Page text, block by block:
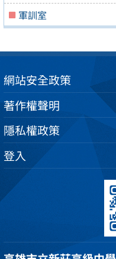
軍訓室
網站安全政策
著作權聲明
隱私權政策
登入